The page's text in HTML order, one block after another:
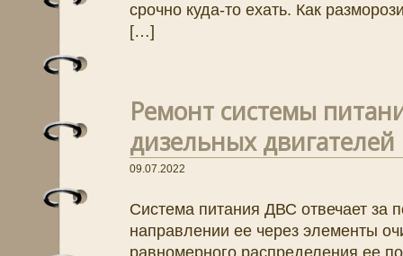
срочно куда-то ехать. Как
[…]
Ремонт системы
дизельных двигателей
09.07.2022
Система питания ДВС отвечает за
направлении ее через элементы
равномерного распределения ее